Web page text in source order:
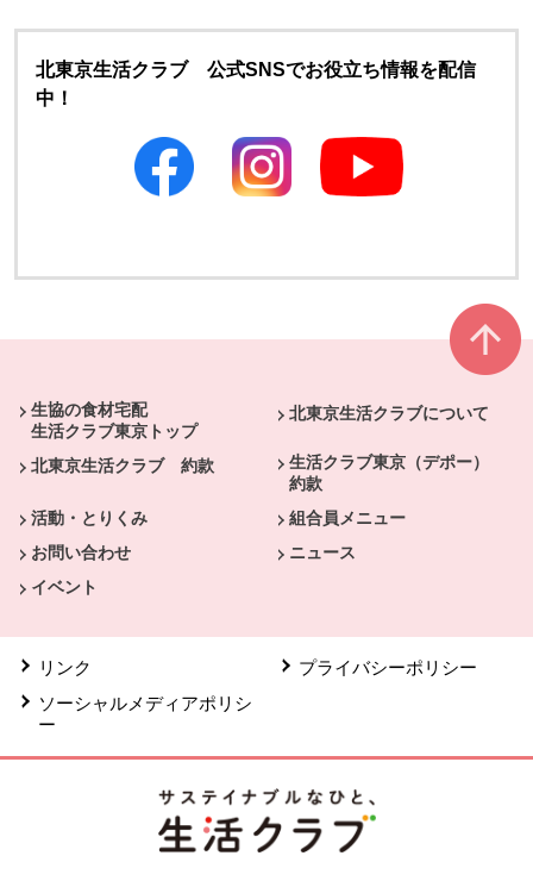
北東京生活クラブ 公式SNSでお役立ち情報を配信
中！
生協の食材宅配
生活クラブ東京トップ
北東京生活クラブについて
北東京生活クラブ 約款
生活クラブ東京（デポー）
約款
活動・とりくみ
組合員メニュー
お問い合わせ
ニュース
イベント
リンク
プライバシーポリシー
ソーシャルメディアポリシ
ー